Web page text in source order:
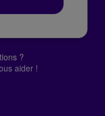
?
aider !